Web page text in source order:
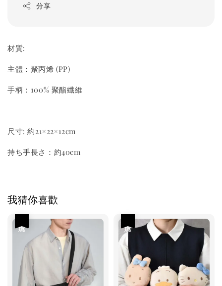
分享
材質:
主體：聚丙烯 (PP)
手柄：100% 聚酯纖維
尺寸: 約21×22×12cm
持ち手長さ：約40cm
我猜你喜歡